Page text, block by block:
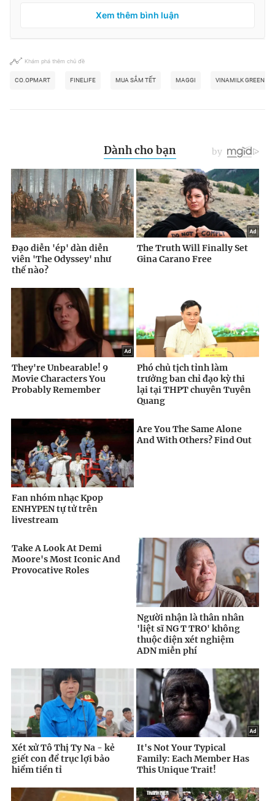
Xem thêm bình luận
Khám phá thêm chủ đề
CO.OPMART FINELIFE MUA SẮM TẾT MAGGI VINAMILK GREEN